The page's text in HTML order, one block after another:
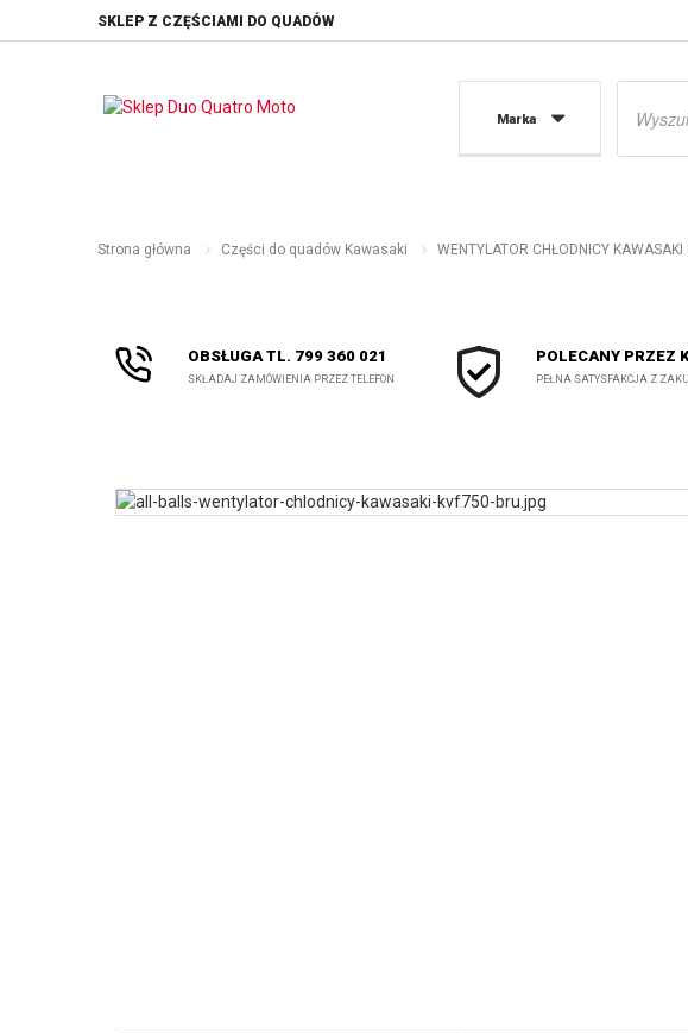
SKLEP Z CZĘŚCIAMI DO QUADÓW
Marka
Strona główna Części do quadów Kawasaki WENTYLATOR CHŁODNICY
OBSŁUGA TL. 799 360 021
SKŁADAJ ZAMÓWIENIA PRZEZ TELEFON
POLECANY PRZEZ
PEŁNA SATYSFAKCJA Z